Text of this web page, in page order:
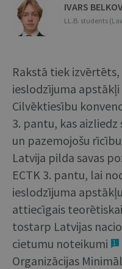
IVARS
LL.B. students
Rakstā tiek
ieslodzījuma
Cilvēktiesību
3. pantu, kas
un pazemojošu
Latvija pilda savas
ECTK 3. pantu, lai
ieslodzījuma
attiecīgais
tostarp Latvijas
cietumu noteikumi
1
Organizācijas